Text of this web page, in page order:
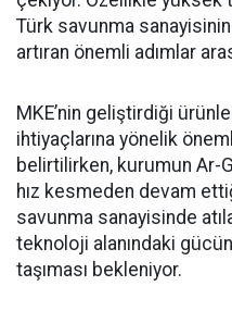
Türk savunma
artıran önemli adımlar
MKE’nin geliştirdiği
ihtiyaçlarına yönelik
belirtilirken, kurumun Ar-
hız kesmeden devam
savunma sanayisinde
teknoloji alanındaki
taşıması bekleniyor.